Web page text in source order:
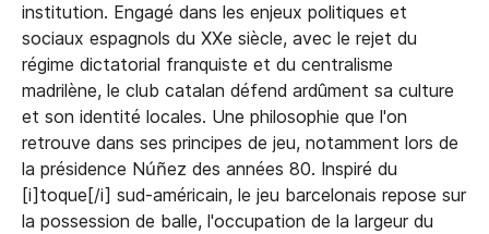
institution. Engagé dans les enjeux politiques et
sociaux espagnols du XXe siècle, avec le rejet du
régime dictatorial franquiste et du centralisme
madrilène, le club catalan défend ardûment sa culture
et son identité locales. Une philosophie que l'on
retrouve dans ses principes de jeu, notamment lors de
la présidence Núñez des années 80. Inspiré du
[i]toque[/i] sud-américain, le jeu barcelonais repose sur
la possession de balle, l'occupation de la largeur du